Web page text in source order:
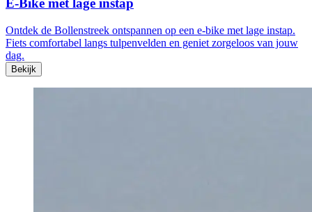
E-Bike met lage instap
Ontdek de Bollenstreek ontspannen op een e-bike met lage instap.
Fiets comfortabel langs tulpenvelden en geniet zorgeloos van jouw
dag.
Bekijk